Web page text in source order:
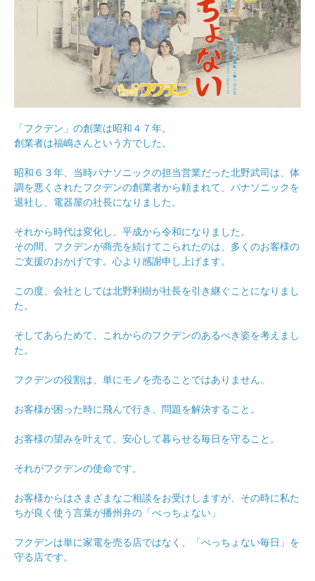
「フクデン」の創業は昭和４７年。
創業者は福嶋さんという方でした。
昭和６３年、当時パナソニックの担当営業だった北野武司は、体
調を悪くされたフクデンの創業者から頼まれて、パナソニックを
退社し、電器屋の社長になりました。
それから時代は変化し、平成から令和になりました。
その間、フクデンが商売を続けてこられたのは、多くのお客様の
ご支援のおかげです。心より感謝申し上げます。
この度、会社としては北野利樹が社長を引き継ぐことになりまし
た。
そしてあらためて、これからのフクデンのあるべき姿を考えまし
た。
フクデンの役割は、単にモノを売ることではありません。
お客様が困った時に飛んで行き、問題を解決すること。
お客様の望みを叶えて、安心して暮らせる毎日を守ること。
それがフクデンの使命です。
お客様からはさまざまなご相談をお受けしますが、その時に私た
ちが良く使う言葉が播州弁の「べっちょない」
フクデンは単に家電を売る店ではなく、「べっちょない毎日」を
守る店です。